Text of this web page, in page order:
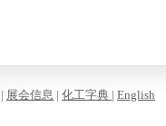
| 展会信息 | 化工字典 | English